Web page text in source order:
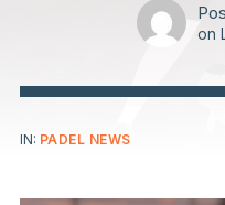
on
IN: PADEL NEWS